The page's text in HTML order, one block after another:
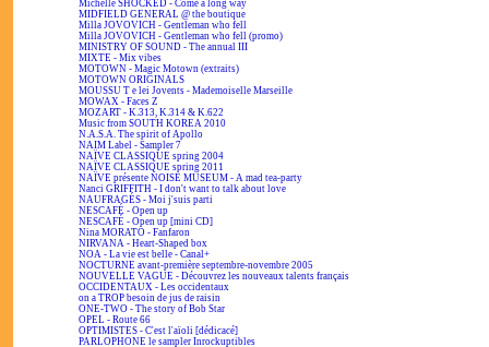
Michelle SHOCKED - Come a long way
MIDFIELD GENERAL @ the boutique
Milla JOVOVICH - Gentleman who fell
Milla JOVOVICH - Gentleman who fell (promo)
MINISTRY OF SOUND - The annual III
MIXTE - Mix vibes
MOTOWN - Magic Motown (extraits)
MOTOWN ORIGINALS
MOUSSU T e lei Jovents - Mademoiselle Marseille
MOWAX - Faces Z
MOZART - K.313, K.314 & K.622
Music from SOUTH KOREA 2010
N.A.S.A. The spirit of Apollo
NAIM Label - Sampler 7
NAÏVE CLASSIQUE spring 2004
NAÏVE CLASSIQUE spring 2011
NAÏVE présente NOISE MUSEUM - A mad tea-party
Nanci GRIFFITH - I don't want to talk about love
NAUFRAGÉS - Moi j'suis parti
NESCAFÉ - Open up
NESCAFÉ - Open up [mini CD]
Nina MORATO - Fanfaron
NIRVANA - Heart-Shaped box
NOA - La vie est belle - Canal+
NOCTURNE avant-première septembre-novembre 2005
NOUVELLE VAGUE - Découvrez les nouveaux talents français
OCCIDENTAUX - Les occidentaux
on a TROP besoin de jus de raisin
ONE-TWO - The story of Bob Star
OPEL - Route 66
OPTIMISTES - C'est l'aïoli [dédicacé]
PARLOPHONE le sampler Inrockuptibles